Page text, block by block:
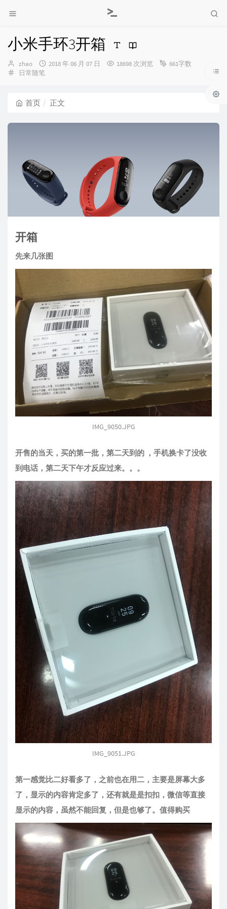
小米手环3开箱
博
主：
zhao
发
2018 年 06 月 07 日 18698 次浏览
661字数
分
日常随笔
首页 正文
开箱
先来几张图
IMG_9050.JPG
开售的当天，买的第一批，第二天到的 ，手机换卡了没收
到电话，第二天下午才反应过来。。。
IMG_9051.JPG
第一感觉比二好看多了，之前也在用二，主要是屏幕大多
了，显示的内容肯定多了，还有就是是扣扣，微信等直接
显示的内容，虽然不能回复，但是也够了。值得购买